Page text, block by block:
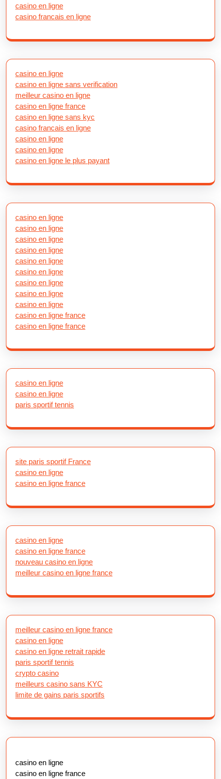
casino en ligne
casino francais en ligne
casino en ligne
casino en ligne sans verification
meilleur casino en ligne
casino en ligne france
casino en ligne sans kyc
casino francais en ligne
casino en ligne
casino en ligne
casino en ligne le plus payant
casino en ligne
casino en ligne
casino en ligne
casino en ligne
casino en ligne
casino en ligne
casino en ligne
casino en ligne
casino en ligne
casino en ligne france
casino en ligne france
casino en ligne
casino en ligne
paris sportif tennis
site paris sportif France
casino en ligne
casino en ligne france
casino en ligne
casino en ligne france
nouveau casino en ligne
meilleur casino en ligne france
meilleur casino en ligne france
casino en ligne
casino en ligne retrait rapide
paris sportif tennis
crypto casino
meilleurs casino sans KYC
limite de gains paris sportifs
casino en ligne
casino en ligne france